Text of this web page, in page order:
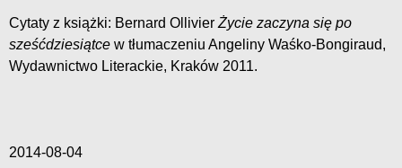
Cytaty z książki: Bernard Ollivier Życie zaczyna się po
sześćdziesiątce w tłumaczeniu Angeliny Waśko-Bongiraud,
Wydawnictwo Literackie, Kraków 2011.
2014-08-04